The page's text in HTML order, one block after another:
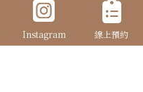
Instagram 線上預約